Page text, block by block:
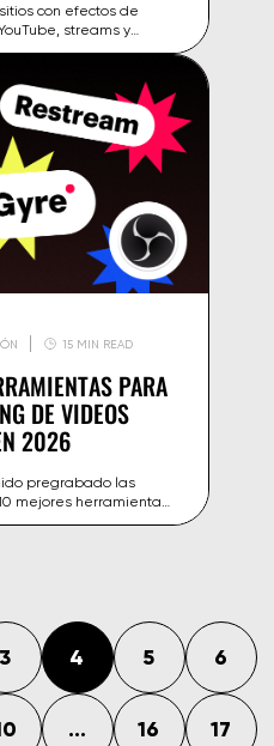
con efectos de
streams y
licencias, formatos y
15 MIN READ
PARA
DE VIDEOS
2026
pregrabado las
mejores herramientas
creadores que
3 4 5 6
... 16 17